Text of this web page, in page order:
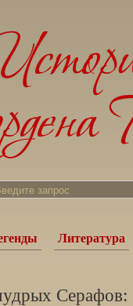
Литература
Серафов: